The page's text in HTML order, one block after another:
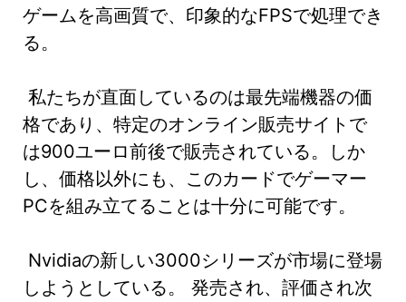
ゲームを高画質で、印象的なFPSで処理でき
る。
私たちが直面しているのは最先端機器の価
格であり、特定のオンライン販売サイトで
は900ユーロ前後で販売されている。しか
し、価格以外にも、このカードでゲーマー
PCを組み立てることは十分に可能です。
Nvidiaの新しい3000シリーズが市場に登場
しようとしている。 発売され、評価され次